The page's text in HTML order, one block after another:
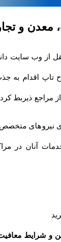
و
وب سایت
به جذب
ذیربط کرده
متخصص
آنان در مراکز
شرایط معافیت